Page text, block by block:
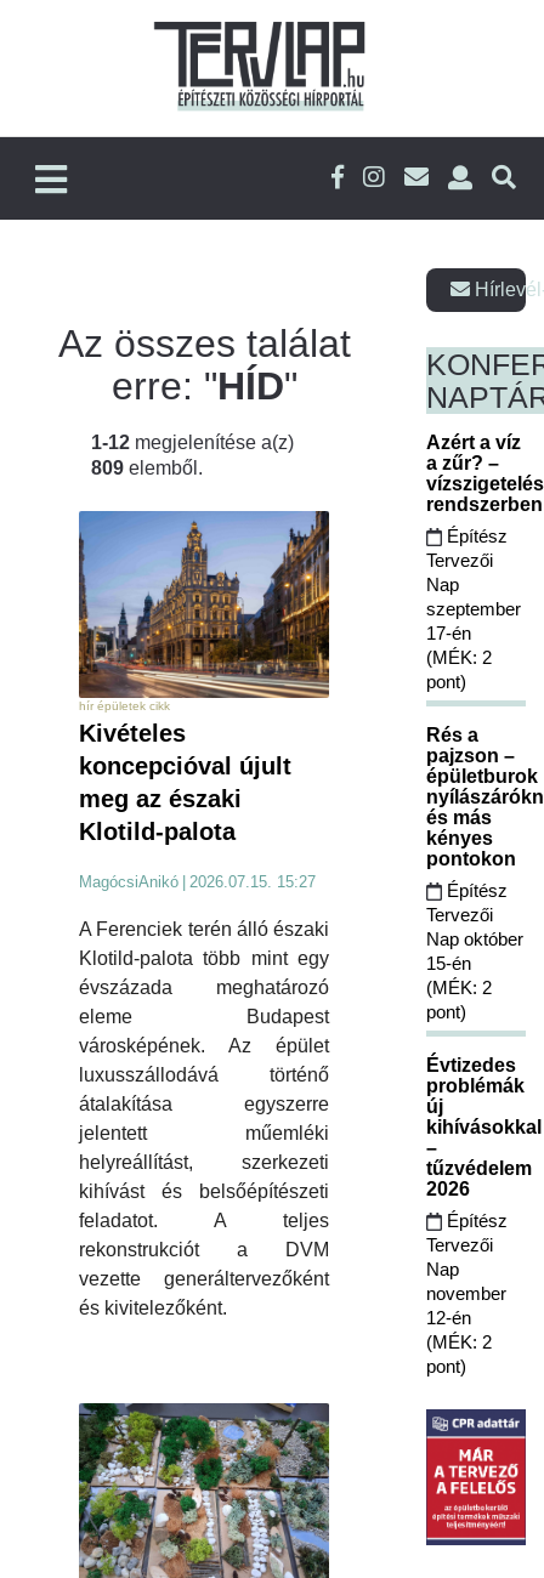
Az összes találat
erre: "HÍD"
1-12 megjelenítése a(z)
809 elemből.
hír épületek cikk
Kivételes
koncepcióval újult
meg az északi
Klotild-palota
MagócsiAnikó 2026.07.15. 15:27
A Ferenciek terén álló északi
Klotild-palota több mint egy
évszázada meghatározó
eleme Budapest
városképének. Az épület
luxusszállodává történő
átalakítása egyszerre
jelentett műemléki
helyreállítást, szerkezeti
kihívást és belsőépítészeti
feladatot. A teljes
rekonstrukciót a DVM
vezette generáltervezőként
és kivitelezőként.
Azért a víz
a zűr? –
Építész
Tervezői
Nap
szeptember
17-én
(MÉK: 2
pont)
Rés a
pajzson –
épületburok
és más
kényes
pontokon
Építész
Tervezői
Nap október
15-én
(MÉK: 2
pont)
Évtizedes
problémák
új
kihívásokkal
–
tűzvédelem
2026
Építész
Tervezői
Nap
november
12-én
(MÉK: 2
pont)